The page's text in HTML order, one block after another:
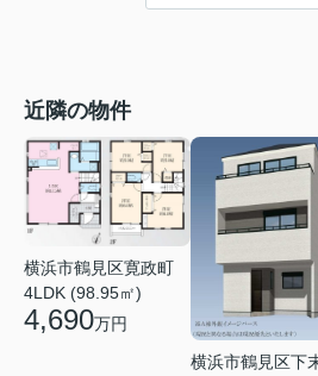
近隣の物件
横浜市鶴見区寛政町
4LDK (98.95㎡)
4,690万円
横浜市鶴見区下